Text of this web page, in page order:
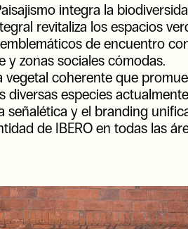
integra la
revitaliza los espacios
de encuentro
y zonas sociales cómodas.
coherente que
diversas especies
señalética y el branding
de IBERO en todas las